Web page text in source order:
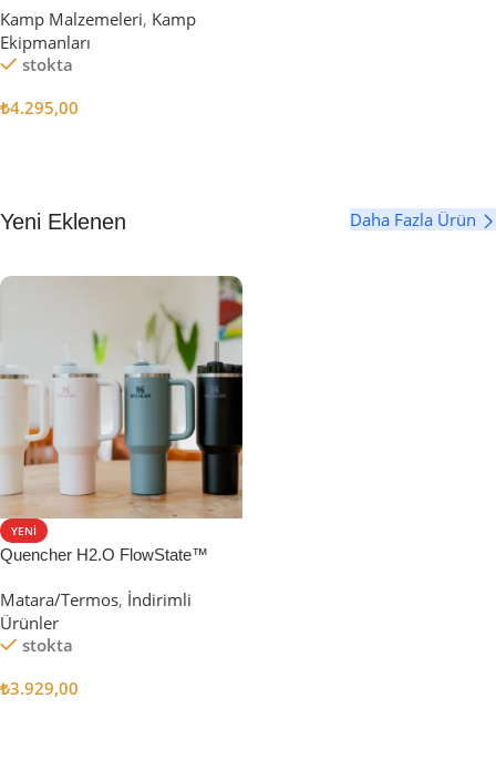
Kamp Malzemeleri, Kamp
Ekipmanları
stokta
₺4.295,00
Yeni Eklenen Daha Fazla Ürün
YENI
Quencher H2.O FlowState™
Matara/Termos, İndirimli
Ürünler
stokta
₺3.929,00